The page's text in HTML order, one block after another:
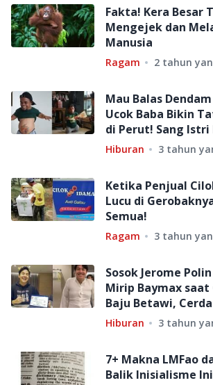
Fakta! Kera Besar
Mengejek dan
Manusia
Ragam 2 tahun
Mau Balas
Ucok Baba Bikin
di Perut! Sang
Hiburan 3 tahun
Ketika Penjual
Lucu di
Semua!
Ragam 3 tahun
Sosok Jerome
Mirip Baymax saat
Baju Betawi,
Hiburan 3 tahun
7+ Makna LMFao
Balik Inisialisme Ini